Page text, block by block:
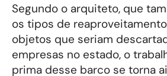
Segundo o arquiteto, que
os tipos de
objetos que seriam
empresas no estado, o
prima desse barco se torna